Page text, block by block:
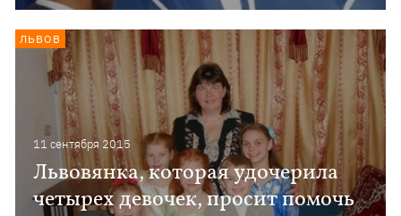
11 сентября 2015
Львовянка, которая удочерила
четырех девочек, просит помочь
ЛЬВОВ